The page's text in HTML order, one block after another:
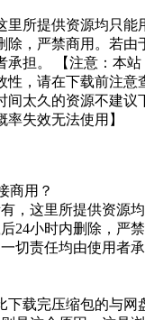
里所提供资源均只能
除，严禁商用。若由
承担。 【注意：本站
性，请在下载前注意
间太久的资源不建议
失效无法使用】
商用？
，这里所提供资源均
24小时内删除，严禁
切责任均由使用者承
下载完压缩包的与网